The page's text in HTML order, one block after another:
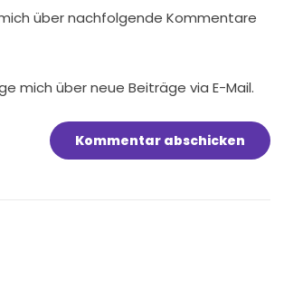
über nachfolgende Kommentare
mich über neue Beiträge via E-Mail.